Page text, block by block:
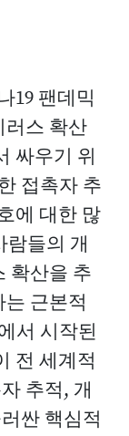
19 팬데믹
러스 확산
싸우기 위
접촉자 추
에 대한 많
람들의 개
확산을 추
근본적
서 시작된
전 세계적
추적, 개
싼 핵심적